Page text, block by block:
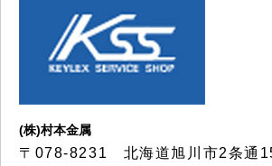
(株)村本金属
〒078-8231 北海道旭川市2条通